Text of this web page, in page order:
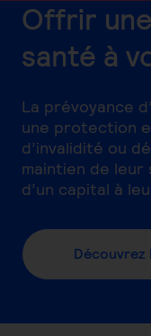
Offrir
santé à
La prévoyance
une protection
d’invalidité ou
maintien de leur
d’un capital à
Découvrez